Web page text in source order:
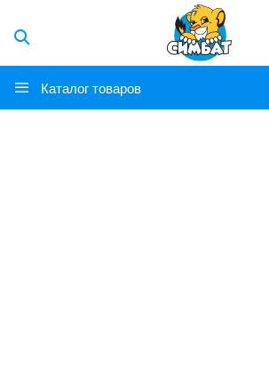
Каталог товаров